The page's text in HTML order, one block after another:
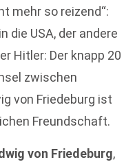
mehr so reizend“:
die USA, der andere
Hitler: Der knapp 20
zwischen
von Friedeburg ist
Freundschaft.
von Friedeburg,